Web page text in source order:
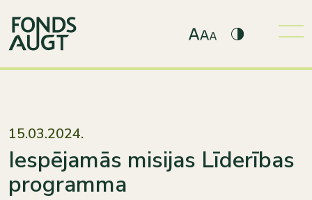
15.03.2024.
Iespējamās misijas Līderības
programma